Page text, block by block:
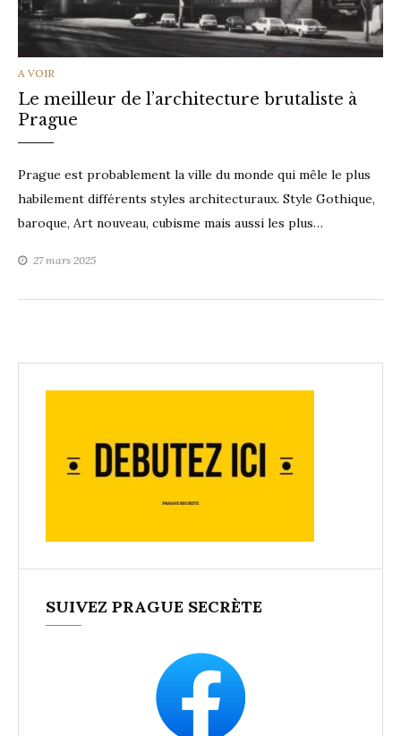
CATEGORIES
A VOIR
Le meilleur de l’architecture brutaliste à
Prague
Prague est probablement la ville du monde qui mêle le plus
habilement différents styles architecturaux. Style Gothique,
baroque, Art nouveau, cubisme mais aussi les plus…
27 mars 2025
SUIVEZ PRAGUE SECRÈTE